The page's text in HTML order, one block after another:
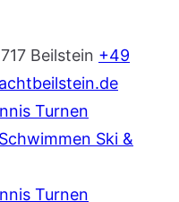
Beilstein +49
Turnen
Schwimmen Ski &
Turnen